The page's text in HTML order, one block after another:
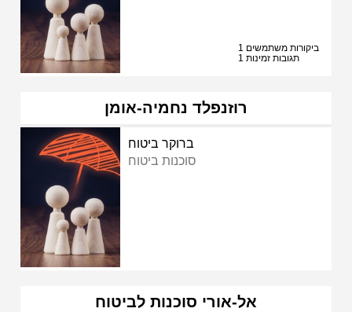
1 ביקורות משתמשים
1 תגובות זמינות
רוזנפלד נחמיה-אומן
ברוקר ביטוח
סוכנות ביטוח
אל-אורי סוכנות לביטוח